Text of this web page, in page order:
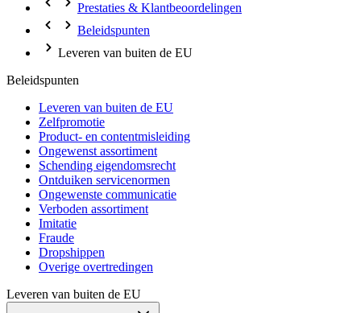
Prestaties & Klantbeoordelingen
Beleidspunten
Leveren van buiten de EU
Beleidspunten
Leveren van buiten de EU
Zelfpromotie
Product- en contentmisleiding
Ongewenst assortiment
Schending eigendomsrecht
Ontduiken servicenormen
Ongewenste communicatie
Verboden assortiment
Imitatie
Fraude
Dropshippen
Overige overtredingen
Leveren van buiten de EU